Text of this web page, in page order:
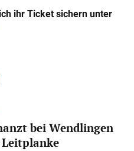
ihr Ticket sichern unter
bei Wendlingen